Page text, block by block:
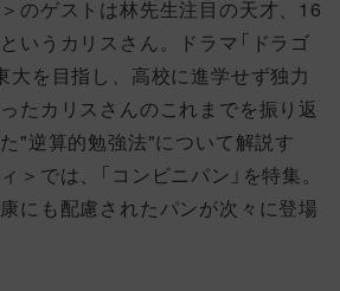
のゲストは林先生注目の天才、16
いうカリスさん。ドラマ「ドラゴ
大を目指し、高校に進学せず独力
たカリスさんのこれまでを振り返
"逆算的勉強法"について解説す
＞では、「コンビニパン」を特集。
にも配慮されたパンが次々に登場